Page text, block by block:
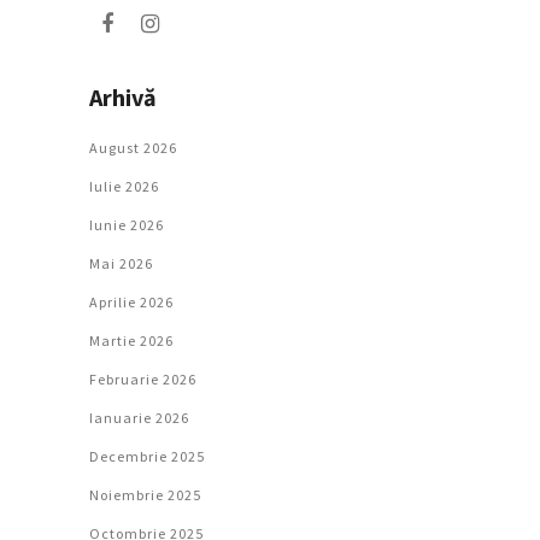
Arhivă
August 2026
Iulie 2026
Iunie 2026
Mai 2026
Aprilie 2026
Martie 2026
Februarie 2026
Ianuarie 2026
Decembrie 2025
Noiembrie 2025
Octombrie 2025